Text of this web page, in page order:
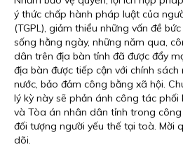
ý thức chấp hành pháp luật của
(TGPL), giảm thiểu những vấn đề
sống hằng ngày, những năm qua,
dân trên địa bàn tỉnh đã được đẩy
địa bàn được tiếp cận với chính
nước, bảo đảm công bằng xã hội.
lý kỳ này sẽ phản ánh công tác
và Tòa án nhân dân tỉnh trong
đối tượng người yếu thế tại toà. Mời
dõi.